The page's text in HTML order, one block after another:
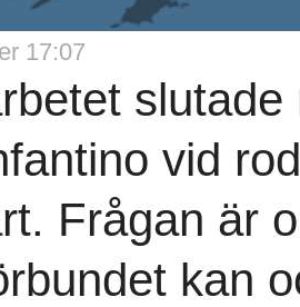
17:07
vid
Frågan är
kan